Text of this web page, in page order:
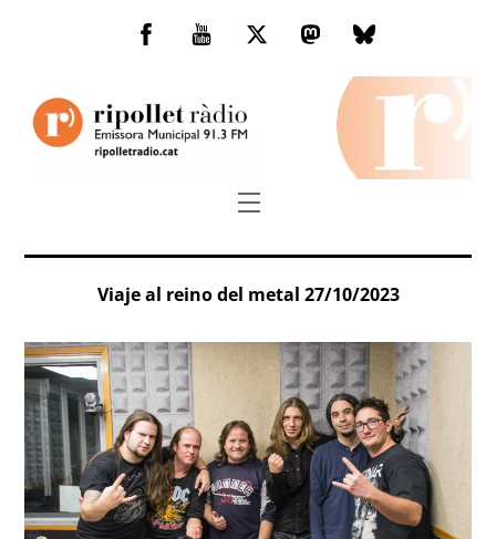
Facebook
You
TwitterMastodonBluesky
Menu
Viaje al reino del metal 27/10/2023